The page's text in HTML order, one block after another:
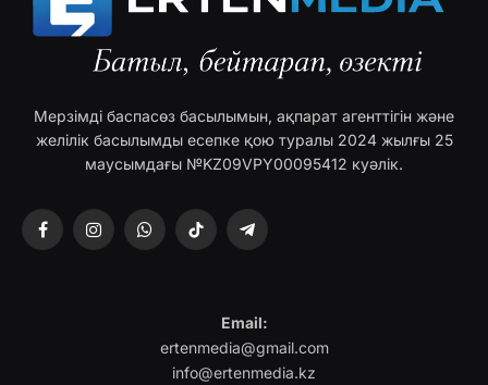
Мерзімді баспасөз басылымын, ақпарат агенттігін және
желілік басылымды есепке қою туралы 2024 жылғы 25
маусымдағы №KZ09VPY00095412 куәлік.
FacebookInstagramWhatsAppTikTok Telegram
Email:
ertenmedia@gmail.com
info@ertenmedia.kz